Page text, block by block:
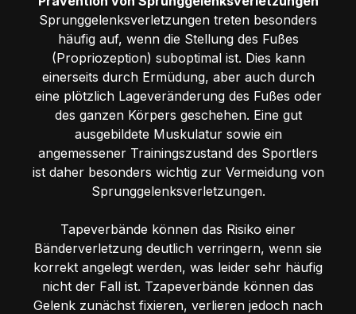
Sprunggelenksverletzungen treten besonders
häufig auf, wenn die Stellung des Fußes
(Propriozeption) suboptimal ist. Dies kann
einerseits durch Ermüdung, aber auch durch
eine plötzlich Lageveränderung des Fußes oder
des ganzen Körpers geschehen. Eine gut
ausgebildete Muskulatur sowie ein
angemessener Trainingszustand des Sportlers
ist daher besonders wichtig zur Vermeidung von
Sprunggelenksverletzungen.
Tapeverbände können das Risiko einer
Bänderverletzung deutlich verringern, wenn sie
korrekt angelegt werden, was leider sehr häufig
nicht der Fall ist. Tzapeverbände können das
Gelenk zunächst fixieren, verlieren jedoch nach